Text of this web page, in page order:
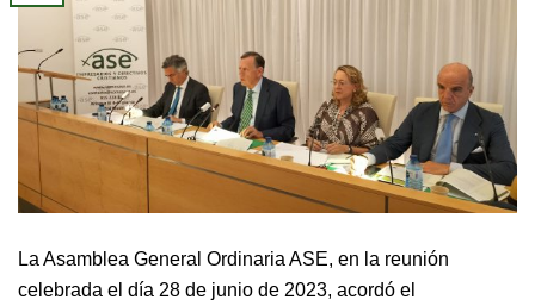
La Asamblea General Ordinaria ASE, en la reunión
celebrada el día 28 de junio de 2023, acordó el